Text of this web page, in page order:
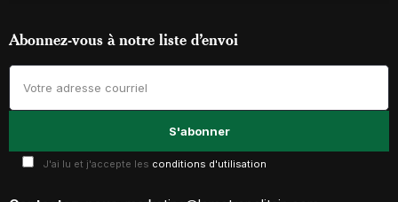
Abonnez-vous à notre liste d’envoi
J'ai lu et j'accepte les conditions d'utilisation